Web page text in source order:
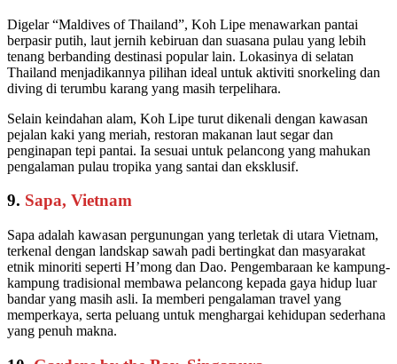
Digelar “Maldives of Thailand”, Koh Lipe menawarkan pantai
berpasir putih, laut jernih kebiruan dan suasana pulau yang lebih
tenang berbanding destinasi popular lain. Lokasinya di selatan
Thailand menjadikannya pilihan ideal untuk aktiviti snorkeling dan
diving di terumbu karang yang masih terpelihara.
Selain keindahan alam, Koh Lipe turut dikenali dengan kawasan
pejalan kaki yang meriah, restoran makanan laut segar dan
penginapan tepi pantai. Ia sesuai untuk pelancong yang mahukan
pengalaman pulau tropika yang santai dan eksklusif.
9. Sapa, Vietnam
Sapa adalah kawasan pergunungan yang terletak di utara Vietnam,
terkenal dengan landskap sawah padi bertingkat dan masyarakat
etnik minoriti seperti H’mong dan Dao. Pengembaraan ke kampung-
kampung tradisional membawa pelancong kepada gaya hidup luar
bandar yang masih asli. Ia memberi pengalaman travel yang
memperkaya, serta peluang untuk menghargai kehidupan sederhana
yang penuh makna.